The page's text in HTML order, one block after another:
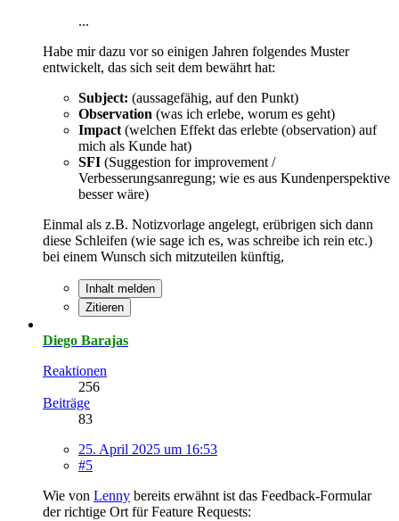
...
Habe mir dazu vor so einigen Jahren folgendes Muster
entwickelt, das sich seit dem bewährt hat:
Subject: (aussagefähig, auf den Punkt)
Observation (was ich erlebe, worum es geht)
Impact (welchen Effekt das erlebte (observation) auf
mich als Kunde hat)
SFI (Suggestion for improvement /
Verbesserungsanregung; wie es aus Kundenperspektive
besser wäre)
Einmal als z.B. Notizvorlage angelegt, erübrigen sich dann
diese Schleifen (wie sage ich es, was schreibe ich rein etc.)
bei einem Wunsch sich mitzuteilen künftig,
Inhalt melden
Zitieren
Diego Barajas
Reaktionen
256
Beiträge
83
25. April 2025 um 16:53
#5
Wie von Lenny bereits erwähnt ist das Feedback-Formular
der richtige Ort für Feature Requests: